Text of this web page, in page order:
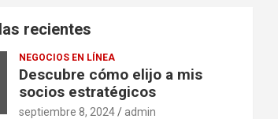
recientes
NEGOCIOS EN LÍNEA
Descubre cómo elijo a mis
socios estratégicos
septiembre 8, 2024 admin